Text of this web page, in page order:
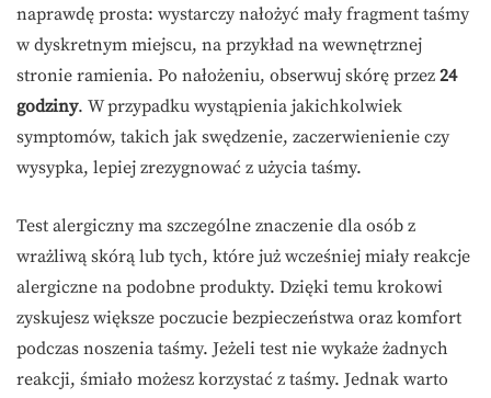
naprawdę prosta: wystarczy nałożyć mały fragment taśmy
w dyskretnym miejscu, na przykład na wewnętrznej
stronie ramienia. Po nałożeniu, obserwuj skórę przez 24
godziny. W przypadku wystąpienia jakichkolwiek
symptomów, takich jak swędzenie, zaczerwienienie czy
wysypka, lepiej zrezygnować z użycia taśmy.
Test alergiczny ma szczególne znaczenie dla osób z
wrażliwą skórą lub tych, które już wcześniej miały reakcje
alergiczne na podobne produkty. Dzięki temu krokowi
zyskujesz większe poczucie bezpieczeństwa oraz komfort
podczas noszenia taśmy. Jeżeli test nie wykaże żadnych
reakcji, śmiało możesz korzystać z taśmy. Jednak warto